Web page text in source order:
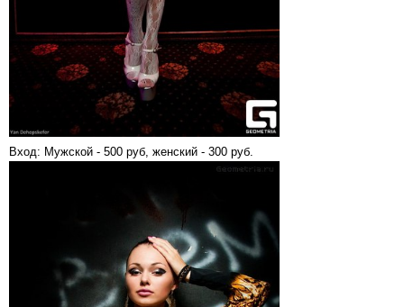
Вход: Мужской - 500 руб, женский - 300 руб.